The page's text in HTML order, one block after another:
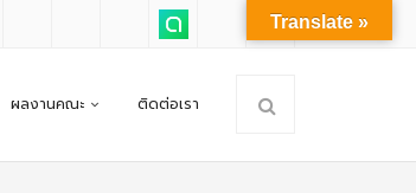
ผลงานคณะ ติดต่อเรา
Translate »